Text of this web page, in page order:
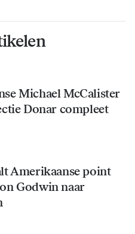
Michael McCalister
Donar compleet
Amerikaanse point
Godwin naar